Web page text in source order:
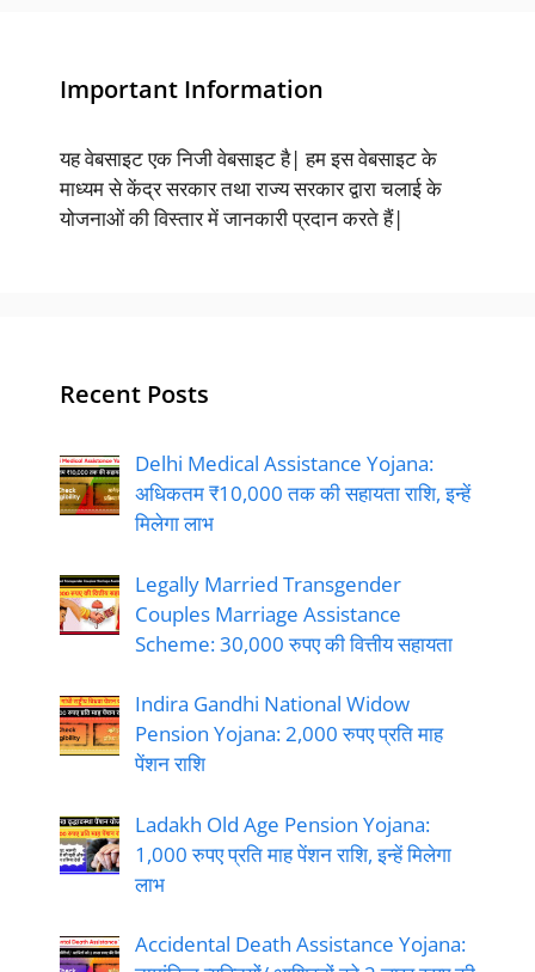
Important Information
यह वेबसाइट एक निजी वेबसाइट है| हम इस वेबसाइट के
माध्यम से केंद्र सरकार तथा राज्य सरकार द्वारा चलाई के
योजनाओं की विस्तार में जानकारी प्रदान करते हैं|
Recent Posts
Delhi Medical Assistance Yojana:
अधिकतम ₹10,000 तक की सहायता राशि, इन्हें
मिलेगा लाभ
Legally Married Transgender
Couples Marriage Assistance
Scheme: 30,000 रुपए की वित्तीय सहायता
Indira Gandhi National Widow
Pension Yojana: 2,000 रुपए प्रति माह
पेंशन राशि
Ladakh Old Age Pension Yojana:
1,000 रुपए प्रति माह पेंशन राशि, इन्हें मिलेगा
लाभ
Accidental Death Assistance Yojana: